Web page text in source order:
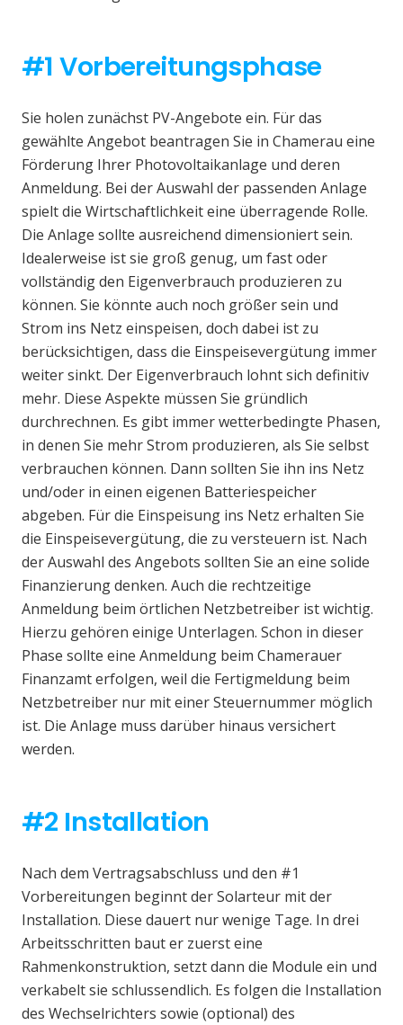
#1 Vorbereitungsphase
Sie holen zunächst PV-Angebote ein. Für das
gewählte Angebot beantragen Sie in Chamerau eine
Förderung Ihrer Photovoltaikanlage und deren
Anmeldung. Bei der Auswahl der passenden Anlage
spielt die Wirtschaftlichkeit eine überragende Rolle.
Die Anlage sollte ausreichend dimensioniert sein.
Idealerweise ist sie groß genug, um fast oder
vollständig den Eigenverbrauch produzieren zu
können. Sie könnte auch noch größer sein und
Strom ins Netz einspeisen, doch dabei ist zu
berücksichtigen, dass die Einspeisevergütung immer
weiter sinkt. Der Eigenverbrauch lohnt sich definitiv
mehr. Diese Aspekte müssen Sie gründlich
durchrechnen. Es gibt immer wetterbedingte Phasen,
in denen Sie mehr Strom produzieren, als Sie selbst
verbrauchen können. Dann sollten Sie ihn ins Netz
und/oder in einen eigenen Batteriespeicher
abgeben. Für die Einspeisung ins Netz erhalten Sie
die Einspeisevergütung, die zu versteuern ist. Nach
der Auswahl des Angebots sollten Sie an eine solide
Finanzierung denken. Auch die rechtzeitige
Anmeldung beim örtlichen Netzbetreiber ist wichtig.
Hierzu gehören einige Unterlagen. Schon in dieser
Phase sollte eine Anmeldung beim Chamerauer
Finanzamt erfolgen, weil die Fertigmeldung beim
Netzbetreiber nur mit einer Steuernummer möglich
ist. Die Anlage muss darüber hinaus versichert
werden.
#2 Installation
Nach dem Vertragsabschluss und den #1
Vorbereitungen beginnt der Solarteur mit der
Installation. Diese dauert nur wenige Tage. In drei
Arbeitsschritten baut er zuerst eine
Rahmenkonstruktion, setzt dann die Module ein und
verkabelt sie schlussendlich. Es folgen die Installation
des Wechselrichters sowie (optional) des